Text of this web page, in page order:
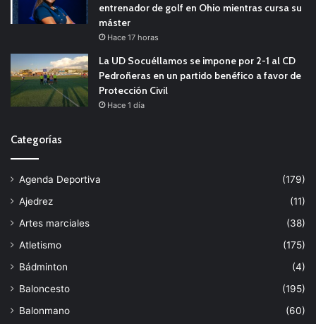
entrenador de golf en Ohio mientras cursa su
máster
Hace 17 horas
La UD Socuéllamos se impone por 2-1 al CD
Pedroñeras en un partido benéfico a favor de
Protección Civil
Hace 1 día
Categorías
Agenda Deportiva
(179)
Ajedrez
(11)
Artes marciales
(38)
Atletismo
(175)
Bádminton
(4)
Baloncesto
(195)
Balonmano
(60)